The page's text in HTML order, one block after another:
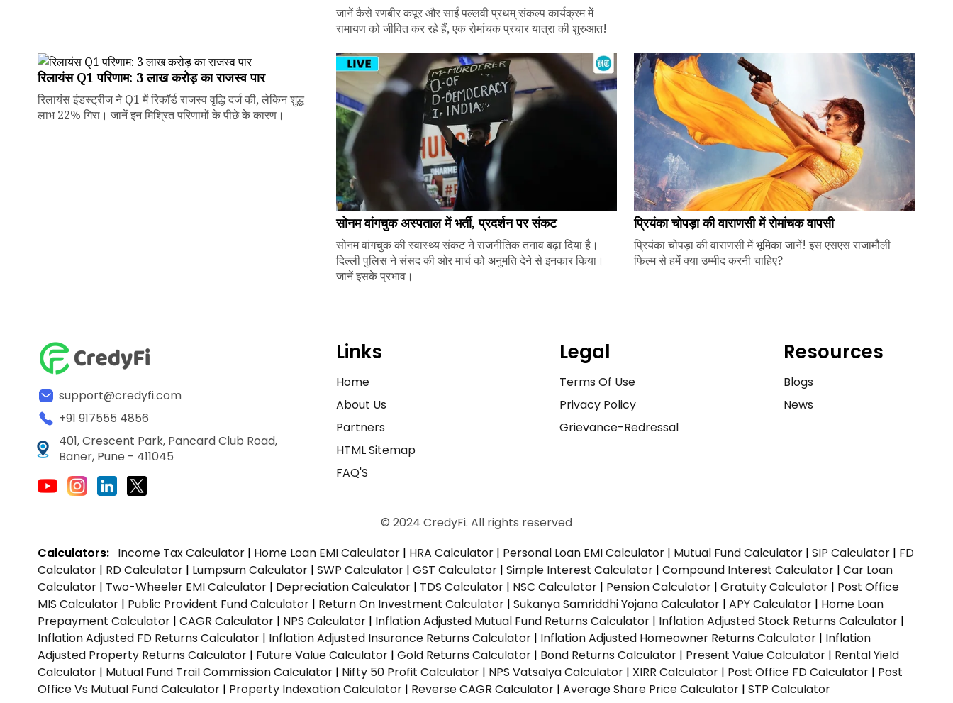
जानें कैसे रणबीर कपूर और साईं पल्लवी प्रथम् संकल्प कार्यक्रम में
रामायण को जीवित कर रहे हैं, एक रोमांचक प्रचार यात्रा की शुरुआत!
रिलायंस Q1 परिणाम: ₹3 लाख करोड़ का राजस्व पार
रिलायंस इंडस्ट्रीज ने Q1 में रिकॉर्ड राजस्व वृद्धि दर्ज की, लेकिन शुद्ध
लाभ 22% गिरा। जानें इन मिश्रित परिणामों के पीछे के कारण।
सोनम वांगचुक अस्पताल में भर्ती, प्रदर्शन पर संकट
सोनम वांगचुक की स्वास्थ्य संकट ने राजनीतिक तनाव बढ़ा दिया है।
दिल्ली पुलिस ने संसद की ओर मार्च को अनुमति देने से इनकार किया।
जानें इसके प्रभाव।
प्रियंका चोपड़ा की वाराणसी में रोमांचक वापसी
प्रियंका चोपड़ा की वाराणसी में भूमिका जानें! इस एसएस राजामौली
फिल्म से हमें क्या उम्मीद करनी चाहिए?
support@credyfi.com
+91 917555 4856
401, Crescent Park, Pancard Club Road,
Baner, Pune - 411045
Links
Home
About Us
Partners
HTML Sitemap
FAQ'S
Legal
Terms Of Use
Privacy Policy
Grievance-Redressal
Resources
Blogs
News
© 2024 CredyFi. All rights reserved
Calculators: Income Tax Calculator | Home Loan EMI Calculator | HRA Calculator | Personal Loan EMI Calculator | Mutual Fund Calculator | SIP Calculator | FD
Calculator | RD Calculator | Lumpsum Calculator | SWP Calculator | GST Calculator | Simple Interest Calculator | Compound Interest Calculator | Car Loan
Calculator | Two-Wheeler EMI Calculator | Depreciation Calculator | TDS Calculator | NSC Calculator | Pension Calculator | Gratuity Calculator | Post Office
MIS Calculator | Public Provident Fund Calculator | Return On Investment Calculator | Sukanya Samriddhi Yojana Calculator | APY Calculator | Home Loan
Prepayment Calculator | CAGR Calculator | NPS Calculator | Inflation Adjusted Mutual Fund Returns Calculator | Inflation Adjusted Stock Returns Calculator |
Inflation Adjusted FD Returns Calculator | Inflation Adjusted Insurance Returns Calculator | Inflation Adjusted Homeowner Returns Calculator | Inflation
Adjusted Property Returns Calculator | Future Value Calculator | Gold Returns Calculator | Bond Returns Calculator | Present Value Calculator | Rental Yield
Calculator | Mutual Fund Trail Commission Calculator | Nifty 50 Profit Calculator | NPS Vatsalya Calculator | XIRR Calculator | Post Office FD Calculator | Post
Office Vs Mutual Fund Calculator | Property Indexation Calculator | Reverse CAGR Calculator | Average Share Price Calculator | STP Calculator